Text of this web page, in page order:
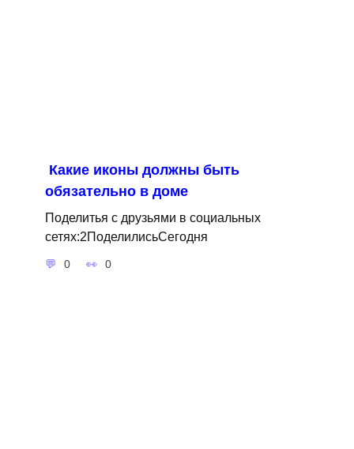
Какие иконы должны быть
обязательно в доме
Поделитья с друзьями в социальных
сетях:2ПоделилисьСегодня
0 0